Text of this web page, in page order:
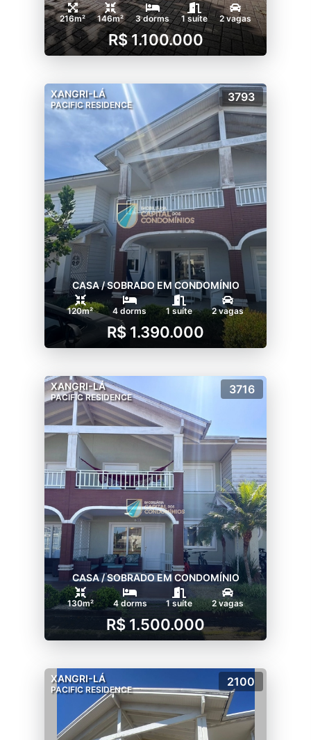
216m² 146m² 3 dorms 1 suíte 2 vagas
R$ 1.100.000
XANGRI-LÁ
PACIFIC RESIDENCE
3793
CASA / SOBRADO EM CONDOMÍNIO
120m² 4 dorms 1 suíte 2 vagas
R$ 1.390.000
XANGRI-LÁ
PACIFIC RESIDENCE
3716
CASA / SOBRADO EM CONDOMÍNIO
130m² 4 dorms 1 suíte 2 vagas
R$ 1.500.000
XANGRI-LÁ
PACIFIC RESIDENCE
2100